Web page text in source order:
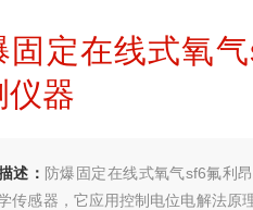
固定在线式氧
仪器
述： 防爆固定在线式氧气sf6氟利
传感器，它应用控制电位电解法原